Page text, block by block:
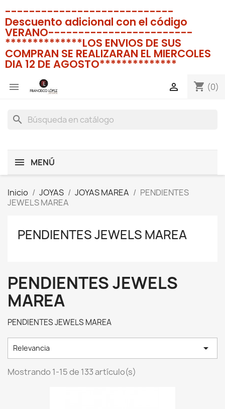
----------------------------
Descuento adicional con el código
VERANO------------------------
**************LOS ENVIOS DE SUS
COMPRAN SE REALIZARAN EL MIERCOLES
DIA 12 DE AGOSTO**************
 shopping_cart (0)

search
MENÚ
Inicio JOYAS JOYAS MAREA
PENDIENTES
JEWELS MAREA
PENDIENTES JEWELS MAREA
PENDIENTES JEWELS
MAREA
PENDIENTES JEWELS MAREA
Relevancia 
Mostrando 1-15 de 133 artículo(s)